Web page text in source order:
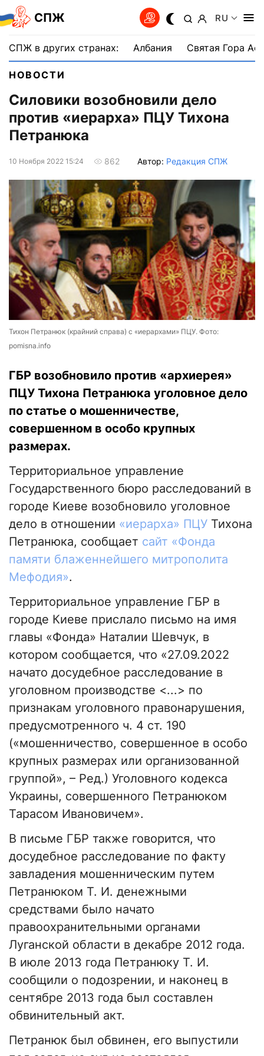
СПЖ RU
СПЖ в других странах: Албания Святая Гора
НОВОСТИ
Силовики возобновили дело
против «иерарха» ПЦУ Тихона
Петранюка
10 Ноября 2022 15:24 862 Автор: Редакция СПЖ
Тихон Петранюк (крайний справа) с «иерархами» ПЦУ. Фото:
pomisna.info
ГБР возобновило против «архиерея»
ПЦУ Тихона Петранюка уголовное дело
по статье о мошенничестве,
совершенном в особо крупных
размерах.
Территориальное управление
Государственного бюро расследований в
городе Киеве возобновило уголовное
дело в отношении «иерарха» ПЦУ Тихона
Петранюка, сообщает сайт «Фонда
памяти блаженнейшего митрополита
Мефодия».
Территориальное управление ГБР в
городе Киеве прислало письмо на имя
главы «Фонда» Наталии Шевчук, в
котором сообщается, что «27.09.2022
начато досудебное расследование в
уголовном производстве <...> по
признакам уголовного правонарушения,
предусмотренного ч. 4 ст. 190
(«мошенничество, совершенное в особо
крупных размерах или организованной
группой», – Ред.) Уголовного кодекса
Украины, совершенного Петранюком
Тарасом Ивановичем».
В письме ГБР также говорится, что
досудебное расследование по факту
завладения мошенническим путем
Петранюком Т. И. денежными
средствами было начато
правоохранительными органами
Луганской области в декабре 2012 года.
В июле 2013 года Петранюку Т. И.
сообщили о подозрении, и наконец в
сентябре 2013 года был составлен
обвинительный акт.
Петранюк был обвинен, его выпустили